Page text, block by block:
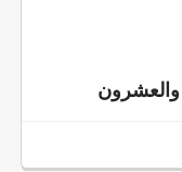
والعشرون